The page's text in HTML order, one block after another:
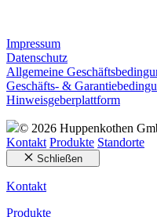
Impressum
Datenschutz
Allgemeine
Geschäfts- &
Hinweisgeberplattform
© 2026 Huppenkothen
Kontakt Produkte Standorte
Schließen
Kontakt
Produkte